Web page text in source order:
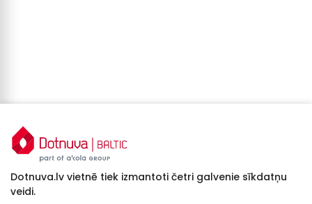
Dotnuva.lv vietnē tiek izmantoti četri galvenie sīkdatņu
veidi.